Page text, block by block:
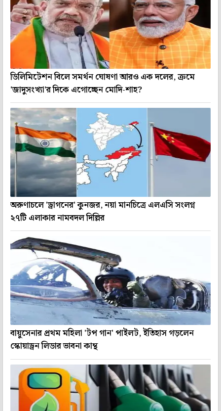
ডিলিমিটেশন বিলে সমর্থন ঘোষণা আরও এক দলের, ক্রমে
'জাদুসংখ্যা'র দিকে এগোচ্ছেন মোদি-শাহ?
অরুণাচলে 'ড্রাগনের' কুনজর, নয়া মানচিত্রে এলএসি সংলগ্ন
২৭টি এলাকার নামবদল দিল্লির
বায়ুসেনার প্রথম মহিলা 'টপ গান' পাইলট, ইতিহাস গড়লেন
স্কোয়াড্রন লিডার ভাবনা কান্থ